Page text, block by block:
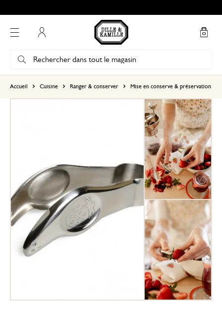
Accueil Cuisine Ranger & conserver Mise en conserve & préservation